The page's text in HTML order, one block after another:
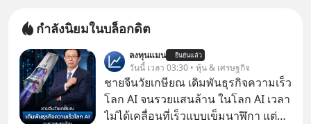
กำลังนิยมในบล็อกดิต
ลงทุนแมน ยืนยันแล้ว
วันนี้ เวลา 03:30 • หุ้น & เศรษฐกิจ
ชายจีนวัยเกษียณ เดิมพันธุรกิจความเร็ว
โลก AI จนรวยแสนล้าน ในโลก AI เวลา
ไม่ได้เคลื่อนที่เร็วแบบเข็มนาฬิกา แต่